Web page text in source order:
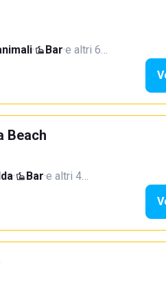
· Bar·e altri 6…
Beach
· Bar·e altri 4…